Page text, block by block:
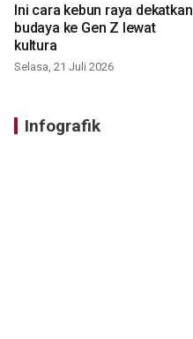
Ini cara kebun raya dekatkan
budaya ke Gen Z lewat
kultura
Selasa, 21 Juli 2026
Infografik